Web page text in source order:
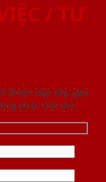
/ TƯ
được sắp xếp gặp
phải chờ đợi.